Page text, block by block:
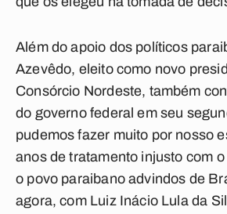
Além do apoio dos políticos
Azevêdo, eleito como novo
Consórcio Nordeste, também
do governo federal em seu
pudemos fazer muito por nosso
anos de tratamento injusto com
o povo paraibano advindos de
agora, com Luiz Inácio Lula da